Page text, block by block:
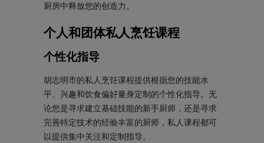
厨房中释放您的创造力。
个人和团体私人烹饪课程
个性化指导
胡志明市的私人烹饪课程提供根据您的技能水
平、兴趣和饮食偏好量身定制的个性化指导。无
论您是寻求建立基础技能的新手厨师，还是寻求
完善特定技术的经验丰富的厨师，私人课程都可
以提供集中关注和定制指导。